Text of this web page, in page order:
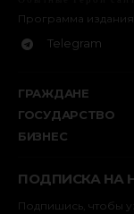
Программа
Telegram
ГРАЖДАНЕ
ГОСУДАРСТВО
БИЗНЕС
ПОДПИСКА НА
Подпишись, чтобы